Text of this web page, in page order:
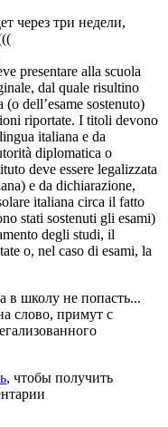
через три недели,
presentare alla scuola
dal quale risultino
dell’esame sostenuto)
riportate. I titoli devono
italiana e da
diplomatica o
deve essere legalizzata
e da dichiarazione,
italiana circa il fatto
stati sostenuti gli esami)
degli studi, il
o, nel caso di esami, la
в школу не попасть...
слово, примут с
, чтобы получить